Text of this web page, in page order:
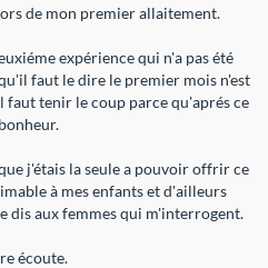
de mon premier allaitement.
expérience qui n'a pas été
faut le dire le premier mois n'est
faut tenir le coup parce qu'aprés ce
j'étais la seule a pouvoir offrir ce
à mes enfants et d'ailleurs
dis aux femmes qui m'interrogent.
écoute.